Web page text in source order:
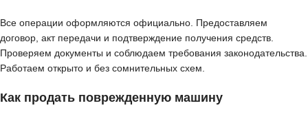
Все операции оформляются официально. Предоставляем
договор, акт передачи и подтверждение получения средств.
Проверяем документы и соблюдаем требования законодательства.
Работаем открыто и без сомнительных схем.
Как продать поврежденную машину